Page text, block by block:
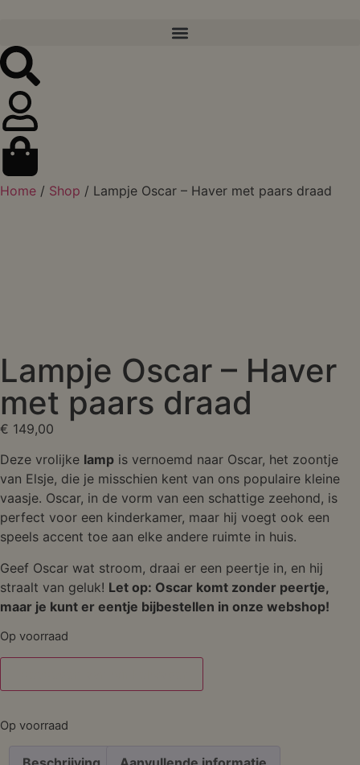
Home / Shop / Lampje Oscar – Haver met paars draad
Lampje Oscar – Haver
met paars draad
€ 149,00
Deze vrolijke lamp is vernoemd naar Oscar, het zoontje
van Elsje, die je misschien kent van ons populaire kleine
vaasje. Oscar, in de vorm van een schattige zeehond, is
perfect voor een kinderkamer, maar hij voegt ook een
speels accent toe aan elke andere ruimte in huis.
Geef Oscar wat stroom, draai er een peertje in, en hij
straalt van geluk! Let op: Oscar komt zonder peertje,
maar je kunt er eentje bijbestellen in onze webshop!
Op voorraad
Op voorraad